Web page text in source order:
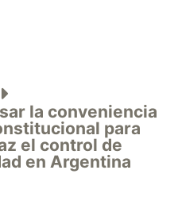
la conveniencia
para
el control de
en Argentina